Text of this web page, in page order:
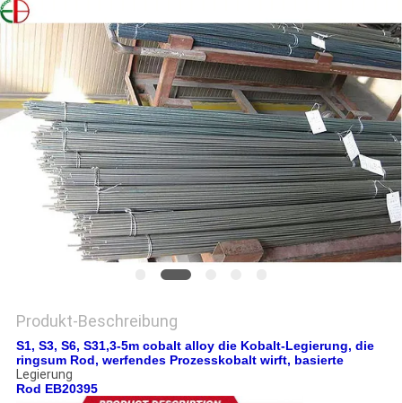
SIE
EIN
ZITAT
SITEMAP
DATENSCHUTZRICHTLINIE
Produkt-Beschreibung
S1, S3, S6, S31,3-5m cobalt alloy die Kobalt-Legierung, die
ringsum Rod, werfendes Prozesskobalt wirft, basierte
Legierung
Rod EB20395